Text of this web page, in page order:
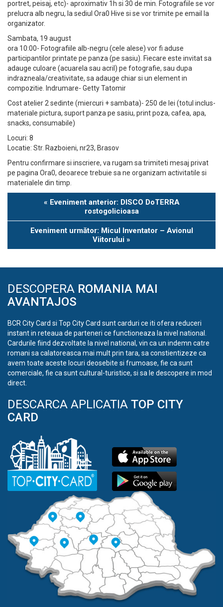
portret, peisaj, etc)- aproximativ 1h si 30 de min. Fotografiile se vor
prelucra alb negru, la sediul Ora0 Hive si se vor trimite pe email la
organizator.
Sambata, 19 august
ora 10:00- Fotografiile alb-negru (cele alese) vor fi aduse
participantilor printate pe panza (pe sasiu). Fiecare este invitat sa
adauge culoare (acuarela sau acril) pe fotografie, sau dupa
indrazneala/creativitate, sa adauge chiar si un element in
compozitie. Indrumare- Getty Tatomir
Cost atelier 2 sedinte (miercuri + sambata)- 250 de lei (totul inclus-
materiale pictura, suport panza pe sasiu, print poza, cafea, apa,
snacks, consumabile)
Locuri: 8
Locatie: Str. Razboieni, nr23, Brasov
Pentru confirmare si inscriere, va rugam sa trimiteti mesaj privat
pe pagina Ora0, deoarece trebuie sa ne organizam activitatile si
materialele din timp.
Eveniment
« Eveniment anterior: DISCO DoTERRA
rostogolicioasa
Eveniment următor: Micul Inventator – Avionul
Viitorului »
DESCOPERA ROMANIA MAI
AVANTAJOS
BCR City Card si Top City Card sunt carduri ce iti ofera reduceri
instant in reteaua de parteneri ce functioneaza la nivel national.
Cardurile fiind dezvoltate la nivel national, vin ca un indemn catre
romani sa calatoreasca mai mult prin tara, sa constientizeze ca
avem toate aceste locuri deosebite si frumoase, fie ca sunt
comerciale, fie ca sunt cultural-turistice, si sa le descopere in mod
direct.
DESCARCA APLICATIA TOP CITY
CARD